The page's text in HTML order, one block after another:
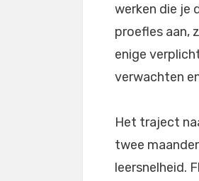
werken die je
proefles aan,
enige
verwachten
Het traject
twee
leersnelheid.